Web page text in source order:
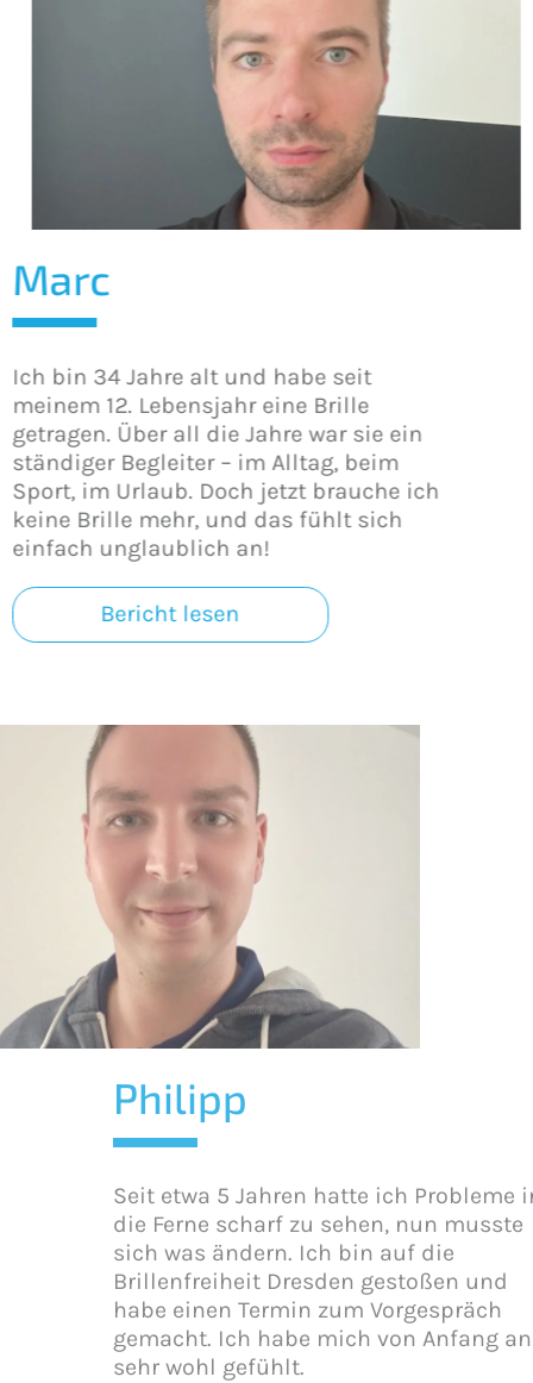
Marc
Ich bin 34 Jahre alt und habe seit
meinem 12. Lebensjahr eine Brille
getragen. Über all die Jahre war sie ein
ständiger Begleiter – im Alltag, beim
Sport, im Urlaub. Doch jetzt brauche ich
keine Brille mehr, und das fühlt sich
einfach unglaublich an!
Bericht lesen
Philipp
Seit etwa 5 Jahren hatte ich Probleme
die Ferne scharf zu sehen, nun musste
sich was ändern. Ich bin auf die
Brillenfreiheit Dresden gestoßen und
habe einen Termin zum Vorgespräch
gemacht. Ich habe mich von Anfang an
sehr wohl gefühlt.